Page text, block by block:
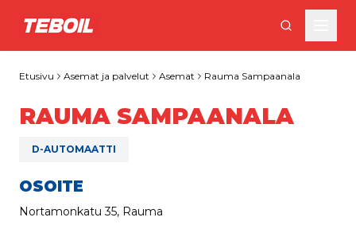
Siirry pääsisältöön
Etusivu Asemat ja palvelut Asemat Rauma Sampaanala
RAUMA SAMPAANALA
D-AUTOMAATTI
OSOITE
Nortamonkatu 35, Rauma